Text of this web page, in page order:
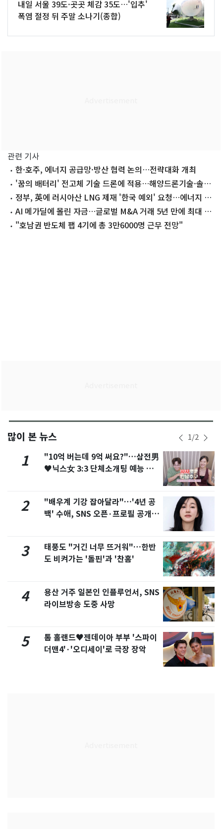
내일 서울 39도·곳곳 체감 35도…'입추'
폭염 절정 뒤 주말 소나기(종합)
관련 기사
한·호주, 에너지 공급망·방산 협력 논의…전략대화 개최
'꿈의 배터리' 전고체 기술 드론에 적용…해양드론기술·솔리
텍 맞손
정부, 英에 러시아산 LNG 제재 '한국 예외' 요청…에너지 안
보 우려 전달
AI 메가딜에 몰린 자금…글로벌 M&A 거래 5년 만에 최대 전
망 "호남권 반도체 팹 4기에 총 3만6000명 근무 전망"
많이 본 뉴스 1/2
1
"10억 버는데 9억 써요?"…삼전男
♥닉스女 3:3 단체소개팅 예능 화
2
"배우계 기강 잡아달라"…'4년 공
백' 수애, SNS 오픈·프로필 공개
3
태풍도 "거긴 너무 뜨거워"…한반
도 비켜가는 '돌핀'과 '찬홈'
4
용산 거주 일본인 인플루언서, SNS
라이브방송 도중 사망
5
톰 홀랜드♥젠데이아 부부 '스파이
더맨4'·'오디세이'로 극장 장악